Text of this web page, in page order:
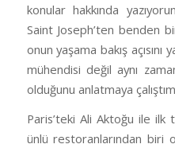
konular hakkında
Saint Joseph’ten benden
onun yaşama bakış
mühendisi değil aynı
olduğunu anlatmaya
Paris’teki Ali Aktoğu ile ilk
ünlü restoranlarından biri